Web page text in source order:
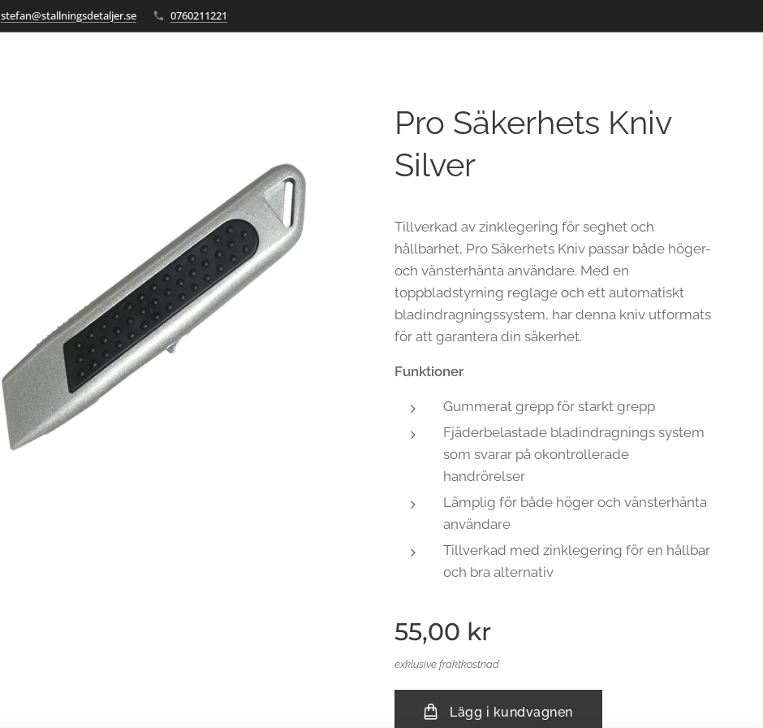
stefan@stallningsdetaljer.se 0760211221
Pro Säkerhets Kniv
Silver
Tillverkad av zinklegering för seghet och
hållbarhet, Pro Säkerhets Kniv passar både höger-
och vänsterhänta användare. Med en
toppbladstyrning reglage och ett automatiskt
bladindragningssystem, har denna kniv utformats
för att garantera din säkerhet.
Funktioner
Gummerat grepp för starkt grepp
Fjäderbelastade bladindragnings system
som svarar på okontrollerade
handrörelser
Lämplig för både höger och vänsterhänta
användare
Tillverkad med zinklegering för en hållbar
och bra alternativ
55,00 kr
exklusive fraktkostnad
Lägg i kundvagnen